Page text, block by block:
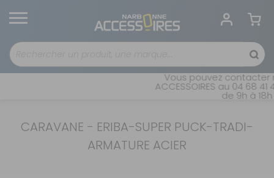
Vous pouvez contacter
ACCESSOIRES au 04 68
de 9h à
CARAVANE - ERIBA-SUPER PUCK-TRADI-
ARMATURE ACIER